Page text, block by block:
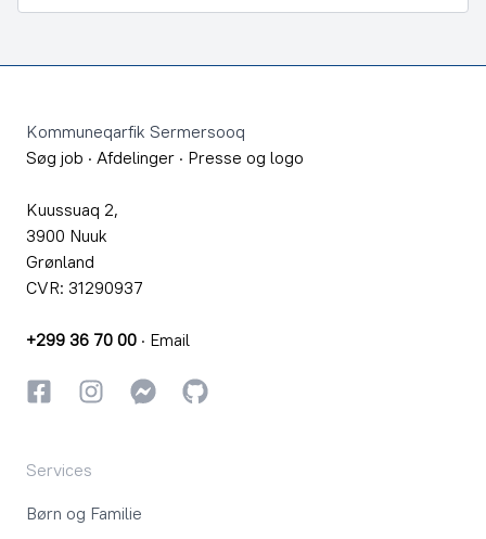
Kommuneqarfik Sermersooq
Søg job · Afdelinger · Presse og logo
Kuussuaq 2,
3900 Nuuk
Grønland
CVR: 31290937
+299 36 70 00 · Email
FacebookInstagramInstagram
GitHub
Services
Børn og Familie